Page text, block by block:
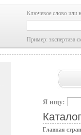
Ключевое слово или
Пример: экспертиза
Я ищу:
Главная